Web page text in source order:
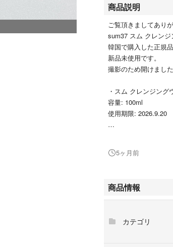
商品説明
ご覧頂きましてあり
sum37 スム クレンジ
韓国で購入した正規
新品未使用です。
撮影のため開けまし
・スム クレンジング
容量: 100ml
使用期限: 2026.9.20
翌日まで発送いたしま
5ヶ月前
商品情報
カテゴリ